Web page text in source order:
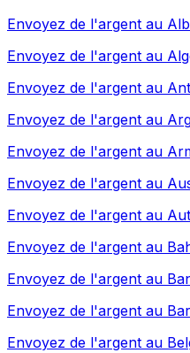
Envoyez de l'argent au
Envoyez de l'argent au
Envoyez de l'argent au
Envoyez de l'argent au
Envoyez de l'argent au
Envoyez de l'argent au
Envoyez de l'argent au
Envoyez de l'argent au
Envoyez de l'argent au
Envoyez de l'argent au
Envoyez de l'argent au